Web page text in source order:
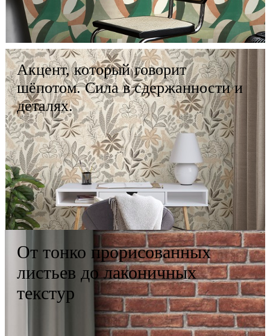
Акцент, который говорит
шёпотом. Сила в сдержанности и
деталях.
От тонко прорисованных
листьев до лаконичных
текстур